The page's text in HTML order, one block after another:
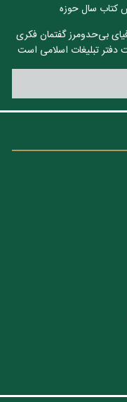
کتاب سال حوزه
بی‌حدومرز گفتمان فکری
تبلیغات اسلامی است